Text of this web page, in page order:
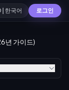
| 한국어 로그인
년 가이드)